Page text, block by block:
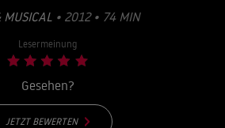
MUSICAL• 2012 • 74 MIN
Lesermeinung
Gesehen?
JETZT BEWERTEN